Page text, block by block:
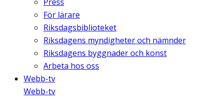
För lärare
Riksdagsbiblioteket
Riksdagens myndigheter och nämnder
Riksdagens byggnader och konst
Arbeta hos oss
Webb-tv
Webb-tv